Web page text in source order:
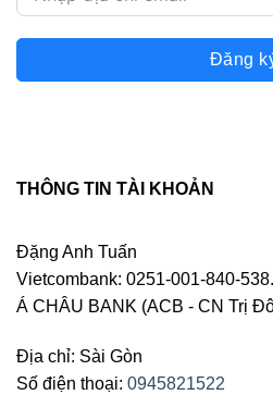
Đăng
THÔNG TIN TÀI KHOẢN
Đặng Anh Tuấn
Vietcombank: 0251-001-840-
Á CHÂU BANK (ACB - CN Trị
Địa chỉ: Sài Gòn
Số điện thoại: 0945821522